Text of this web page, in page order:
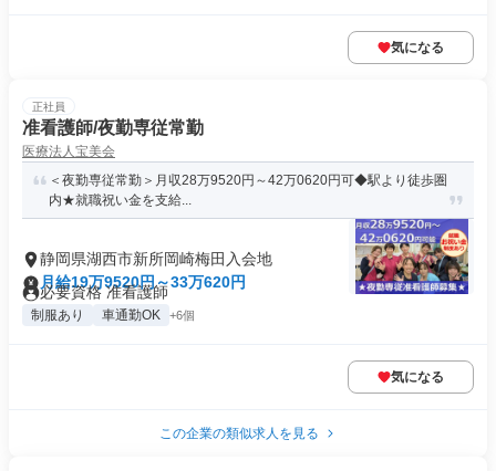
気になる
正社員
准看護師/夜勤専従常勤
医療法人宝美会
＜夜勤専従常勤＞月収28万9520円～42万0620円可◆駅より徒歩圏
内★就職祝い金を支給...
静岡県湖西市新所岡崎梅田入会地
月給19万9520円～33万620円
必要資格 准看護師
制服あり 車通勤OK +6個
気になる
この企業の類似求人を見る